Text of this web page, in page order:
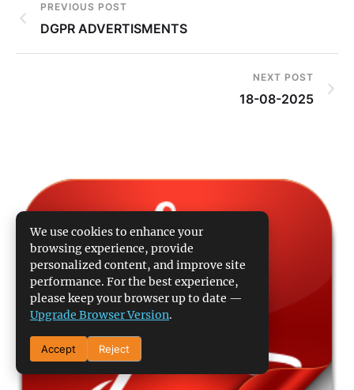
PREVIOUS POST
DGPR ADVERTISMENTS
NEXT POST
18-08-2025
We use cookies to enhance your
browsing experience, provide
personalized content, and improve site
performance. For the best experience,
please keep your browser up to date —
Upgrade Browser Version.
Accept Reject